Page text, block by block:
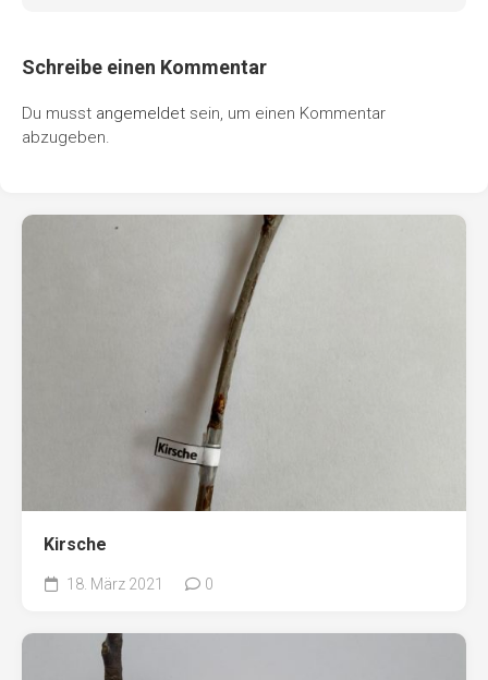
Schreibe einen Kommentar
Du musst angemeldet sein, um einen Kommentar
abzugeben.
Kirsche
18. März 2021 0